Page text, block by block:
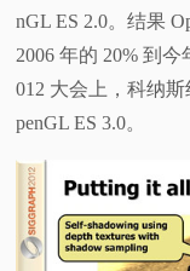
nGL ES 2.0。结果
2006 年的 20% 到
012 大会上，科纳
penGL ES 3.0。